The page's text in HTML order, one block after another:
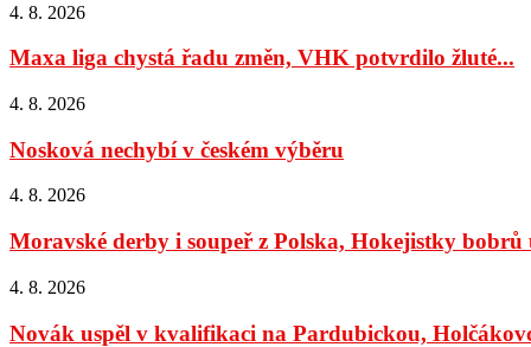
4. 8. 2026
Maxa liga chystá řadu změn, VHK potvrdilo žluté...
4. 8. 2026
Nosková nechybí v českém výběru
4. 8. 2026
Moravské derby i soupeř z Polska, Hokejistky bobrů
4. 8. 2026
Novák uspěl v kvalifikaci na Pardubickou,